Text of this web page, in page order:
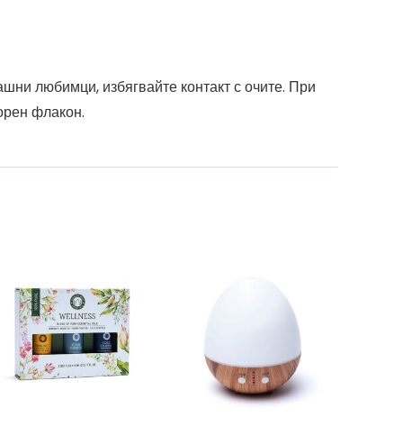
любимци, избягвайте контакт с очите. При
флакон.